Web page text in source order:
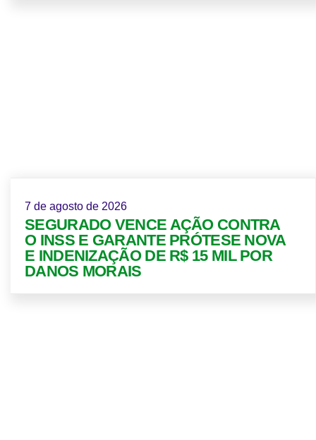
7 de agosto de 2026
SEGURADO VENCE AÇÃO CONTRA
O INSS E GARANTE PRÓTESE NOVA
E INDENIZAÇÃO DE R$ 15 MIL POR
DANOS MORAIS